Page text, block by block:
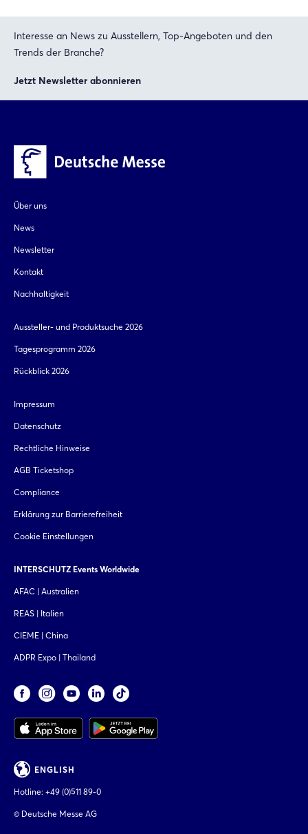
Interesse an News zu Ausstellern, Top-Angeboten und den
Trends der Branche?
Jetzt Newsletter abonnieren
Über uns
News
Newsletter
Kontakt
Nachhaltigkeit
Aussteller- und Produktsuche 2026
Tagesprogramm 2026
Rückblick 2026
Impressum
Datenschutz
Rechtliche Hinweise
AGB Ticketshop
Compliance
Erklärung zur Barrierefreiheit
Cookie Einstellungen
INTERSCHUTZ Events Worldwide
AFAC | Australien
REAS | Italien
CIEME | China
ADPR Expo | Thailand
ENGLISH
Hotline: +49 (0)511 89-0
© Deutsche Messe AG